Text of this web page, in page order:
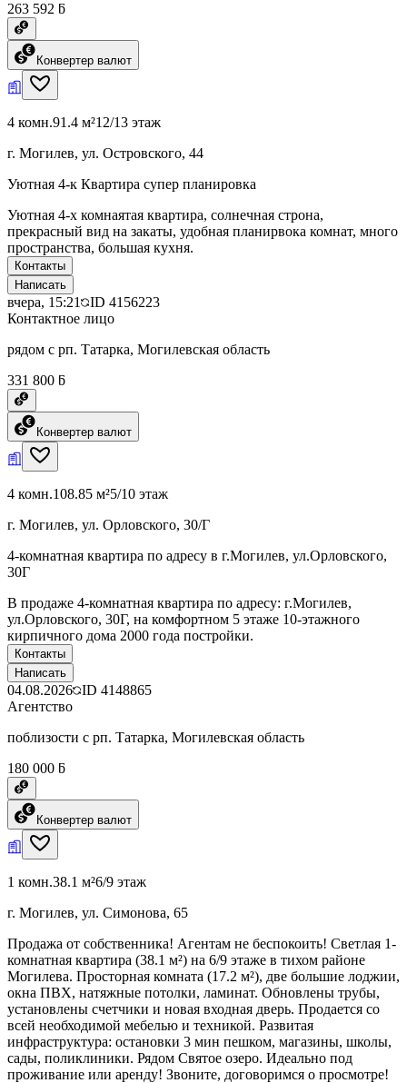
263 592 ƃ
Конвертер валют
4 комн.91.4 м²12/13 этаж
г. Могилев, ул. Островского, 44
Уютная 4-к Квартира супер планировка
Уютная 4-х комнаятая квартира, солнечная строна,
прекрасный вид на закаты, удобная планирвока комнат, много
пространства, большая кухня.
Контакты
Написать
вчера, 15:21 ID 4156223
Контактное лицо
рядом с рп. Татарка, Могилевская область
331 800 ƃ
Конвертер валют
4 комн.108.85 м²5/10 этаж
г. Могилев, ул. Орловского, 30/Г
4-комнатная квартира по адресу в г.Могилев, ул.Орловского,
30Г
В продаже 4-комнатная квартира по адресу: г.Могилев,
ул.Орловского, 30Г, на комфортном 5 этаже 10-этажного
кирпичного дома 2000 года постройки.
Контакты
Написать
04.08.2026 ID 4148865
Агентство
поблизости с рп. Татарка, Могилевская область
180 000 ƃ
Конвертер валют
1 комн.38.1 м²6/9 этаж
г. Могилев, ул. Симонова, 65
Продажа от собственника! Агентам не беспокоить! Светлая 1-
комнатная квартира (38.1 м²) на 6/9 этаже в тихом районе
Могилева. Просторная комната (17.2 м²), две большие лоджии,
окна ПВХ, натяжные потолки, ламинат. Обновлены трубы,
установлены счетчики и новая входная дверь. Продается со
всей необходимой мебелью и техникой. Развитая
инфраструктура: остановки 3 мин пешком, магазины, школы,
сады, поликлиники. Рядом Святое озеро. Идеально под
проживание или аренду! Звоните, договоримся о просмотре!